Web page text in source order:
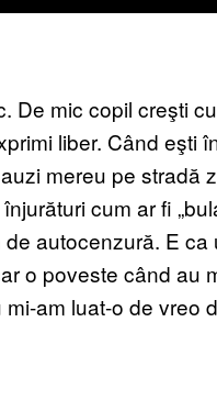
De mic copil creşti
liber. Când eşti
mereu pe stradă
cum ar fi
autocenzură. E
o poveste când au
am luat-o de vreo